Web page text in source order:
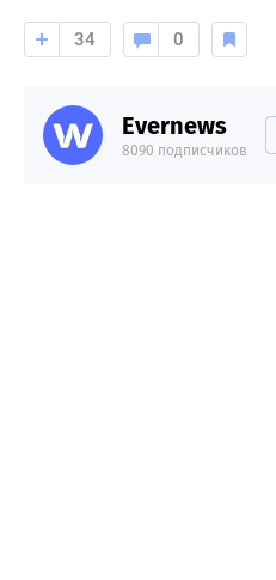
34 0
Evernews
8090 подписчиков